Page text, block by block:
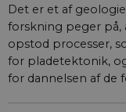
Det er et af
forskning peger på,
opstod processer,
for pladetektonik,
for dannelsen af de